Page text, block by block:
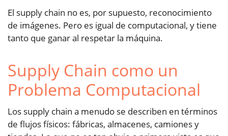
El supply chain no es, por supuesto, reconocimiento
de imágenes. Pero es igual de computacional, y tiene
tanto que ganar al respetar la máquina.
Supply Chain como un
Problema Computacional
Los supply chain a menudo se describen en términos
de flujos físicos: fábricas, almacenes, camiones y